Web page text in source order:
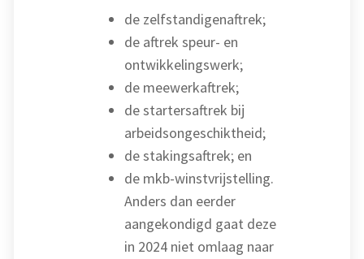
de zelfstandigenaftrek;
de aftrek speur- en
ontwikkelingswerk;
de meewerkaftrek;
de startersaftrek bij
arbeidsongeschiktheid;
de stakingsaftrek; en
de mkb-winstvrijstelling.
Anders dan eerder
aangekondigd gaat deze
in 2024 niet omlaag naar